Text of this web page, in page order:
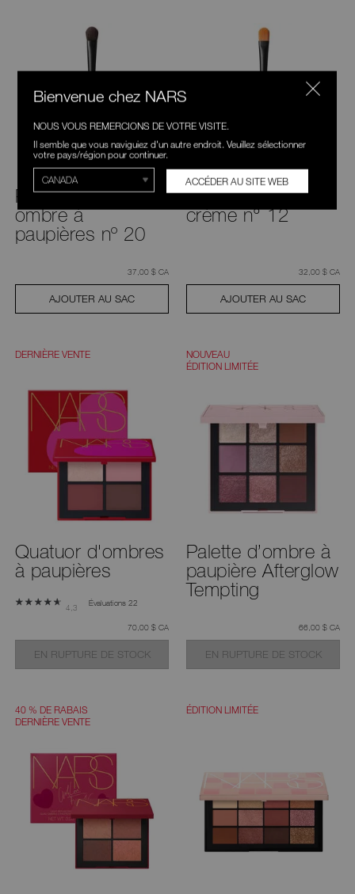
Pinceau pour
ombre à
paupières nº 20
était
37,00 $ CA
AJOUTER AU SAC
Estompeur pour
crème n° 12
était
32,00 $ CA
AJOUTER AU SAC
DERNIÈRE VENTE
Quatuor d'ombres
à paupières
4,3 Évaluations 22
était
70,00 $ CA
EN RUPTURE DE STOCK
NOUVEAU
ÉDITION LIMITÉE
Palette d’ombre à
paupière Afterglow
Tempting
était
66,00 $ CA
EN RUPTURE DE STOCK
40 % DE RABAIS
DERNIÈRE VENTE
ÉDITION LIMITÉE
Bienvenue chez NARS
NOUS VOUS REMERCIONS DE VOTRE VISITE.
Il semble que vous naviguiez d'un autre endroit. Veuillez sélectionner
votre pays/région pour continuer.
ACCÉDER AU SITE WEB